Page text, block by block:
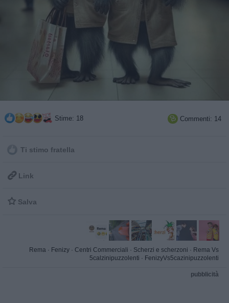
Stime: 18  Commenti: 14
Ti stimo fratella
 Link
 Salva
Rema · Fenizy · Centri Commerciali · Scherzi e scherzoni · Rema Vs
5calzinipuzzolenti · FenizyVs5cazinipuzzolenti
pubblicità